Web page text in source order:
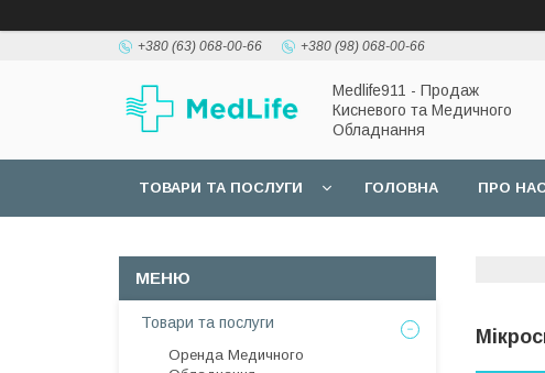
+380 (63) 068-00-66 +380 (98) 068-00-66
Medlife911 - Продаж
Кисневого та Медичного
Обладнання
ТОВАРИ ТА ПОСЛУГИ ГОЛОВНА ПРО
Товари та послуги
Оренда Медичного